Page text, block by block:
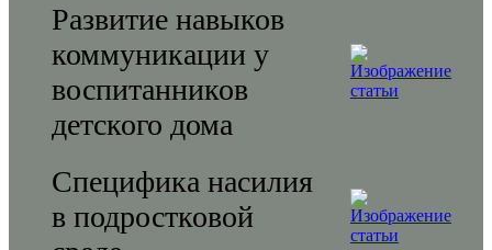
Развитие навыков
коммуникации у
воспитанников
детского дома
Специфика насилия
в подростковой